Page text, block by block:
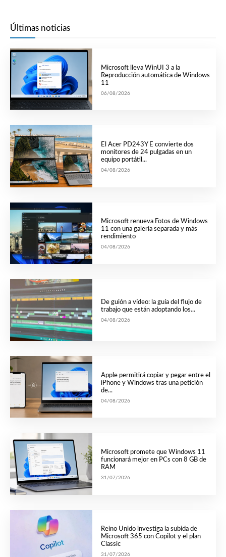
Últimas noticias
Microsoft lleva WinUI 3 a la
Reproducción automática de Windows
11
06/08/2026
El Acer PD243Y E convierte dos
monitores de 24 pulgadas en un
equipo portátil...
04/08/2026
Microsoft renueva Fotos de Windows
11 con una galería separada y más
rendimiento
04/08/2026
De guión a vídeo: la guía del flujo de
trabajo que están adoptando los...
04/08/2026
Apple permitirá copiar y pegar entre el
iPhone y Windows tras una petición
de...
04/08/2026
Microsoft promete que Windows 11
funcionará mejor en PCs con 8 GB de
RAM
31/07/2026
Reino Unido investiga la subida de
Microsoft 365 con Copilot y el plan
Classic
31/07/2026